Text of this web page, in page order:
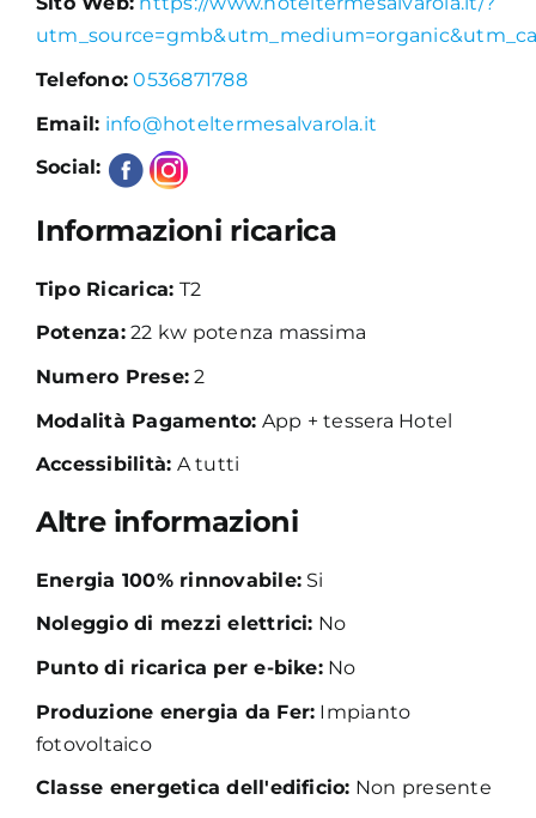
Telefono: 0536871788
Email: info@hoteltermesalvarola.it
Social:
Informazioni ricarica
Tipo Ricarica: T2
Potenza:22 kw potenza massima
Numero Prese: 2
Modalità Pagamento: App + tessera Hotel
Accessibilità: A tutti
Altre informazioni
Energia 100% rinnovabile: Si
Noleggio di mezzi elettrici: No
Punto di ricarica per e-bike:No
Produzione energia da Fer: Impianto
fotovoltaico
Classe energetica dell'edificio: Non presente